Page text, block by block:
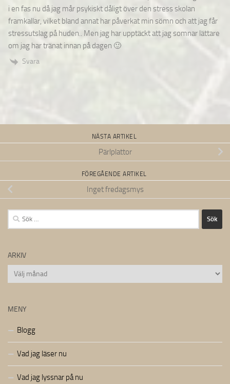
i en fas nu då jag mår psykiskt dåligt över den stress skolan
framkallar, vilket bland annat har påverkat min sömn och att jag får
stressutslag på huden.. Men jag har upptäckt att jag somnar lättare
om jag har tränat innan på dagen 🙂
Svara
NÄSTA ARTIKEL
Pärlplattor
FÖREGÅENDE ARTIKEL
Inget fredagsmys
Sök
efter:
ARKIV
Arkiv
MENY
Blogg
Vad jag läser nu
Vad jag lyssnar på nu